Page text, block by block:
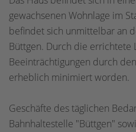
gewachsenen Wohnlage im
befindet sich unmittelbar an
Büttgen. Durch die errichtete
Beeinträchtigungen durch
erheblich minimiert worden.
Geschäfte des täglichen
Bahnhaltestelle "Büttgen"